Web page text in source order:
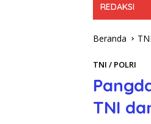
REDAKSI
Beranda
TNI / POLRI
TNI